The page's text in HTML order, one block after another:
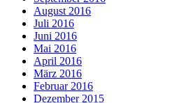
August 2016
Juli 2016
Juni 2016
Mai 2016
April 2016
März 2016
Februar 2016
Dezember 2015